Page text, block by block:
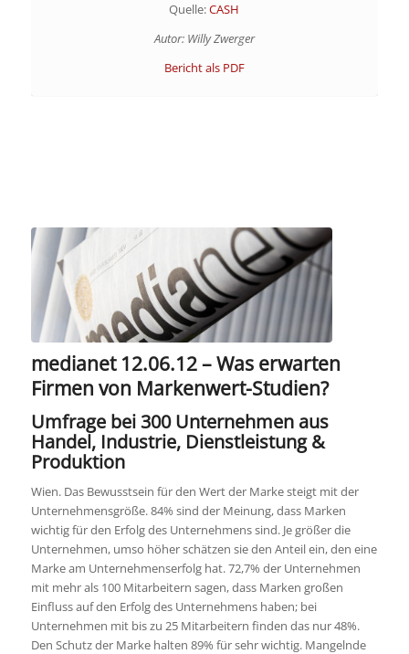
Quelle:CASH
Autor: Willy Zwerger
Bericht als PDF
medianet 12.06.12 – Was erwarten
Firmen von Markenwert-Studien?
Umfrage bei 300 Unternehmen aus
Handel, Industrie, Dienstleistung &
Produktion
Wien. Das Bewusstsein für den Wert der Marke steigt mit der
Unternehmensgröße. 84% sind der Meinung, dass Marken
wichtig für den Erfolg des Unternehmens sind. Je größer die
Unternehmen, umso höher schätzen sie den Anteil ein, den eine
Marke am Unternehmenserfolg hat. 72,7% der Unternehmen
mit mehr als 100 Mitarbeitern sagen, dass Marken großen
Einfluss auf den Erfolg des Unternehmens haben; bei
Unternehmen mit bis zu 25 Mitarbeitern finden das nur 48%.
Den Schutz der Marke halten 89% für sehr wichtig. Mangelnde